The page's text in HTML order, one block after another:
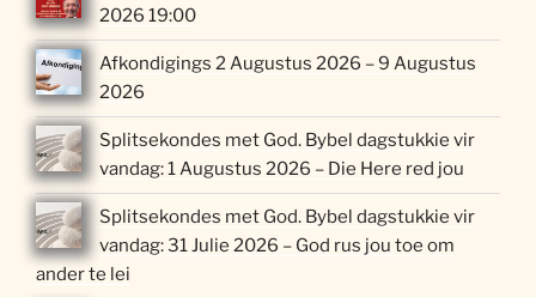
2026 19:00
Afkondigings 2 Augustus 2026 – 9 Augustus
2026
Splitsekondes met God. Bybel dagstukkie vir
vandag: 1 Augustus 2026 – Die Here red jou
Splitsekondes met God. Bybel dagstukkie vir
vandag: 31 Julie 2026 – God rus jou toe om
ander te lei